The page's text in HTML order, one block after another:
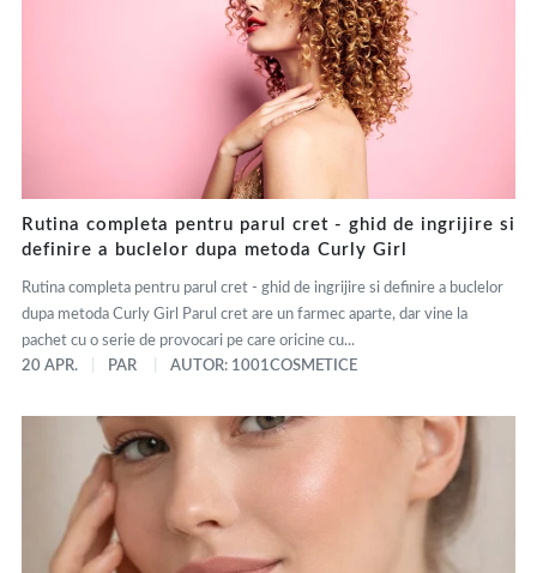
Rutina completa pentru parul cret - ghid de ingrijire si
definire a buclelor dupa metoda Curly Girl
Rutina completa pentru parul cret - ghid de ingrijire si definire a buclelor
dupa metoda Curly Girl Parul cret are un farmec aparte, dar vine la
pachet cu o serie de provocari pe care oricine cu...
20 APR.
PAR AUTOR: 1001COSMETICE